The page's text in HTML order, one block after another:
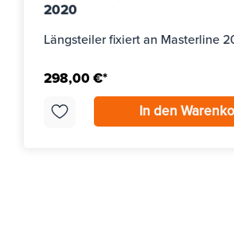
2020
Längsteiler fixiert an Masterline
298,00 €*
In den